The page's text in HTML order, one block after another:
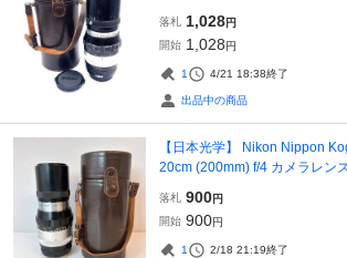
落札 1,028円
開始 1,028円
1 4/21 18:38終了
出品中の商品
【日本光学】 Nikon Nippon
20cm (200mm) f/4 カメラレン
落札 900円
開始 900円
1 2/18 21:19終了